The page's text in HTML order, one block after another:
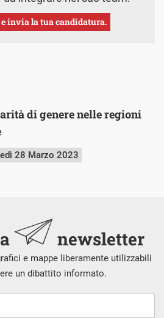
invia la tua candidatura.
di genere nelle regioni
28 Marzo 2023
newsletter
e mappe liberamente utilizzabili
un dibattito informato.